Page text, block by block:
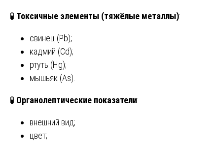
🧪 Токсичные элементы (тяжёлые металлы):
свинец (Pb);
кадмий (Cd);
ртуть (Hg);
мышьяк (As).
🧪 Органолептические показатели:
внешний вид;
цвет;